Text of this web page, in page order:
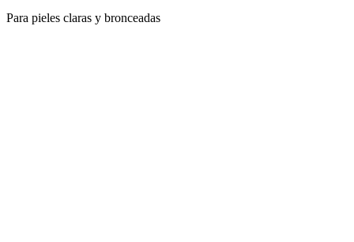
Para pieles claras y bronceadas